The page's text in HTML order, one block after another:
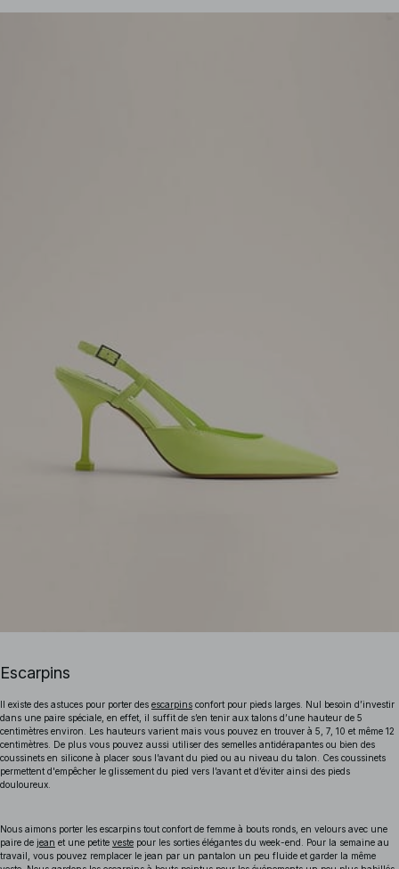
Escarpins
Il existe des astuces pour porter des escarpins confort pour pieds larges. Nul besoin d’investir
dans une paire spéciale, en effet, il suffit de s’en tenir aux talons d’une hauteur de 5
centimètres environ. Les hauteurs varient mais vous pouvez en trouver à 5, 7, 10 et même 12
centimètres. De plus vous pouvez aussi utiliser des semelles antidérapantes ou bien des
coussinets en silicone à placer sous l’avant du pied ou au niveau du talon. Ces coussinets
permettent d'empêcher le glissement du pied vers l’avant et d’éviter ainsi des pieds
douloureux.
Nous aimons porter les escarpins tout confort de femme à bouts ronds, en velours avec une
paire de jean et une petite veste pour les sorties élégantes du week-end. Pour la semaine au
travail, vous pouvez remplacer le jean par un pantalon un peu fluide et garder la même